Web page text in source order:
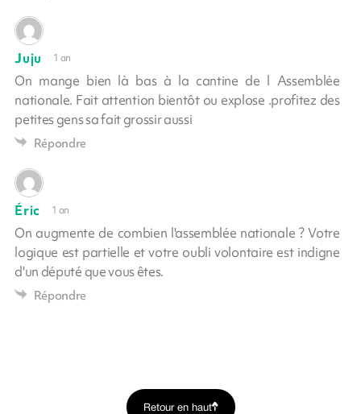
Juju 1 an
On mange bien là bas à la cantine de l Assemblée
nationale. Fait attention bientôt ou explose .profitez des
petites gens sa fait grossir aussi
Répondre
Éric 1 an
On augmente de combien l'assemblée nationale ? Votre
logique est partielle et votre oubli volontaire est indigne
d'un député que vous êtes.
Répondre
Retour en haut